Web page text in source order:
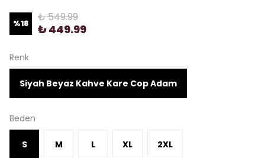
%18 ₺ 549.99
₺ 449.99
Renk
Siyah Beyaz Kahve Kare Cop Adam
Beden
S M L XL 2XL